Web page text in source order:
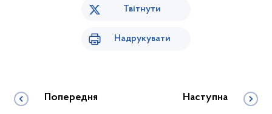
Твітнути
Надрукувати
Попередня Наступна